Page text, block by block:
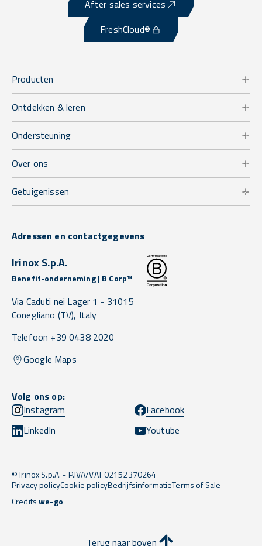
After sales services
FreshCloud®
Producten
Ontdekken & leren
Ondersteuning
Over ons
Getuigenissen
Adressen en contactgegevens
Irinox S.p.A.
Benefit-onderneming | B Corp™
Via Caduti nei Lager 1 - 31015
Conegliano (TV), Italy
Telefoon +39 0438 2020
Google Maps
Volg ons op:
Instagram
Facebook
LinkedIn
Youtube
© Irinox S.p.A. - P.IVA/VAT 02152370264
Privacy policyCookie policyBedrijfsinformatieTerms of Sale
Creditswe-go
Terug naar boven